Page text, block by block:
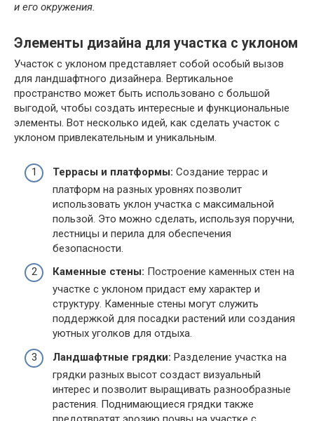
и его окружения.
Элементы дизайна для участка с уклоном
Участок с уклоном представляет собой особый вызов
для ландшафтного дизайнера. Вертикальное
пространство может быть использовано с большой
выгодой, чтобы создать интересные и функциональные
элементы. Вот несколько идей, как сделать участок с
уклоном привлекательным и уникальным.
Террасы и платформы: Создание террас и
платформ на разных уровнях позволит
использовать уклон участка с максимальной
пользой. Это можно сделать, используя поручни,
лестницы и перила для обеспечения
безопасности.
Каменные стены: Построение каменных стен на
участке с уклоном придаст ему характер и
структуру. Каменные стены могут служить
поддержкой для посадки растений или создания
уютных уголков для отдыха.
Ландшафтные грядки: Разделение участка на
грядки разных высот создаст визуальный
интерес и позволит выращивать разнообразные
растения. Поднимающиеся грядки также